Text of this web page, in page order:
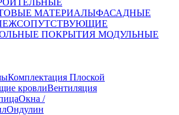
МАТЕРИАЛЫФАСАДНЫЕ
СОПУТСТВУЮЩИЕ
ПОКРЫТИЯ МОДУЛЬНЫЕ
Комплектация Плоской
кровлиВентиляция
Окна /
Ондулин